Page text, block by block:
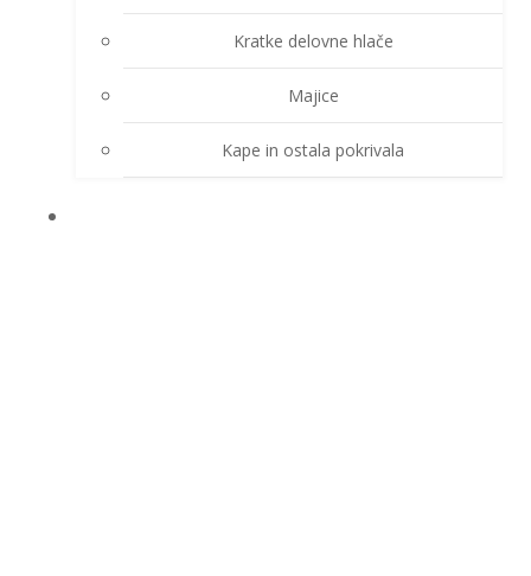
Kratke delovne hlače
Majice
Kape in ostala pokrivala